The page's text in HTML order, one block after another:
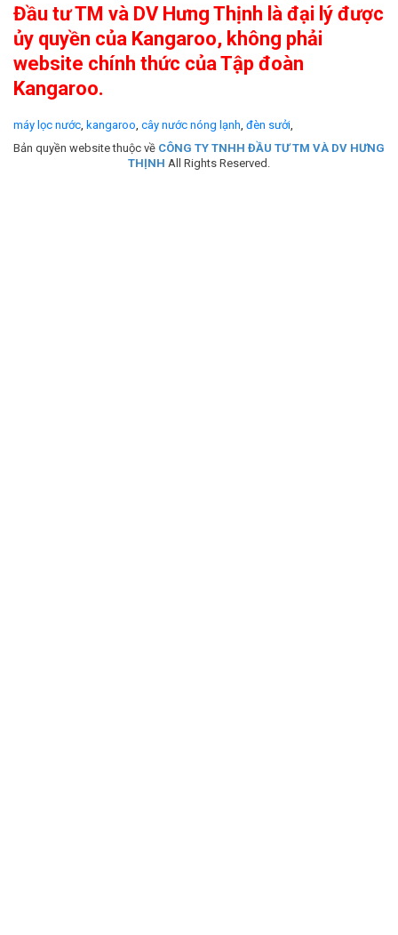
Đầu tư TM và DV Hưng Thịnh là đại lý được
ủy quyền của Kangaroo, không phải
website chính thức của Tập đoàn
Kangaroo.
máy lọc nước, kangaroo, cây nước nóng lạnh, đèn sưởi,
Bản quyền website thuộc về CÔNG TY TNHH ĐẦU TƯ TM VÀ DV HƯNG
THỊNH All Rights Reserved.